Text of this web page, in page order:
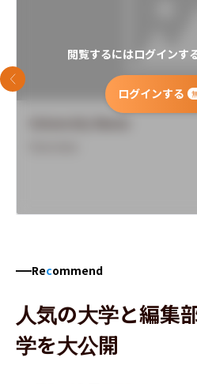
閲覧するにはログインす
ログインする
前のスライド
Recommend
人気の大学と編集
学を大公開